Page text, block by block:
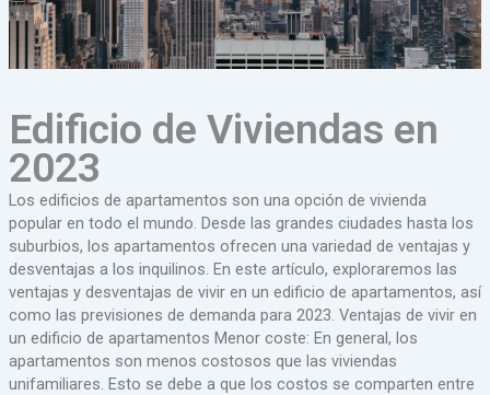
Edificio de Viviendas en
2023
Los edificios de apartamentos son una opción de vivienda
popular en todo el mundo. Desde las grandes ciudades hasta los
suburbios, los apartamentos ofrecen una variedad de ventajas y
desventajas a los inquilinos. En este artículo, exploraremos las
ventajas y desventajas de vivir en un edificio de apartamentos, así
como las previsiones de demanda para 2023. Ventajas de vivir en
un edificio de apartamentos Menor coste: En general, los
apartamentos son menos costosos que las viviendas
unifamiliares. Esto se debe a que los costos se comparten entre